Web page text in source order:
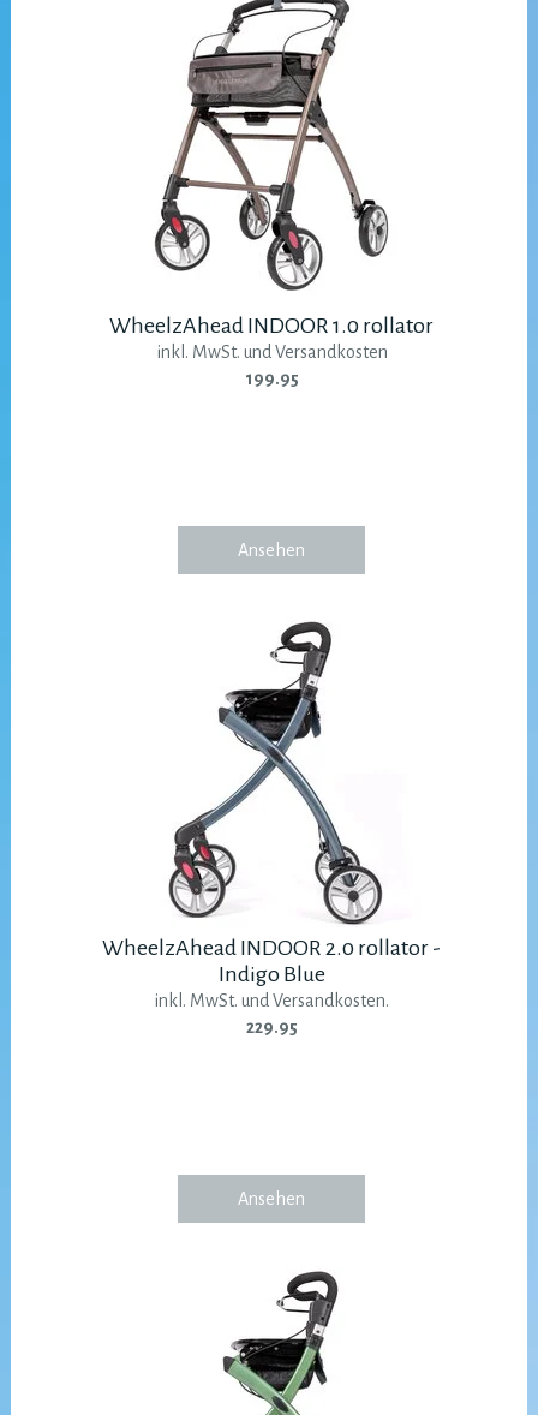
WheelzAhead INDOOR 1.0 rollator
inkl. MwSt. und Versandkosten
199.95
Ansehen
WheelzAhead INDOOR 2.0 rollator -
Indigo Blue
inkl. MwSt. und Versandkosten.
229.95
Ansehen